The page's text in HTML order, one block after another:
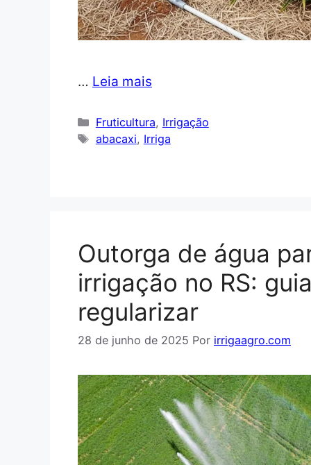
… Leia mais
Categorias
Fruticultura, Irrigação
Tags
abacaxi, Irriga
Outorga de água
irrigação no RS:
regularizar
28 de junho de 2025 Por irrigaagro.com